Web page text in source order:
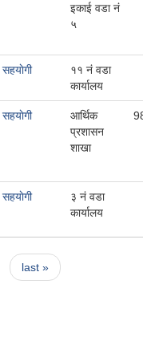
इकाई वडा नं
५
सहयाेगी
११ नं वडा
कार्यालय
सहयाेगी
आर्थिक
प्रशासन
शाखा
सहयाेगी
३ नं वडा
कार्यालय
last »